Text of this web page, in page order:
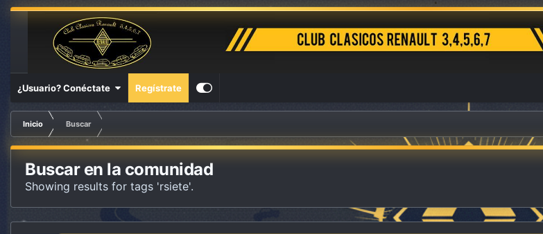
¿Usuario? Conéctate Regístrate
Inicio
Buscar
Buscar en la comunidad
Showing results for tags 'rsiete'.